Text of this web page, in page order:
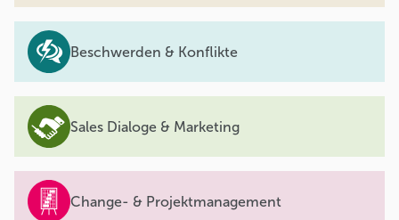
Beschwerden & Konflikte
Sales Dialoge & Marketing
Change- & Projektmanagement